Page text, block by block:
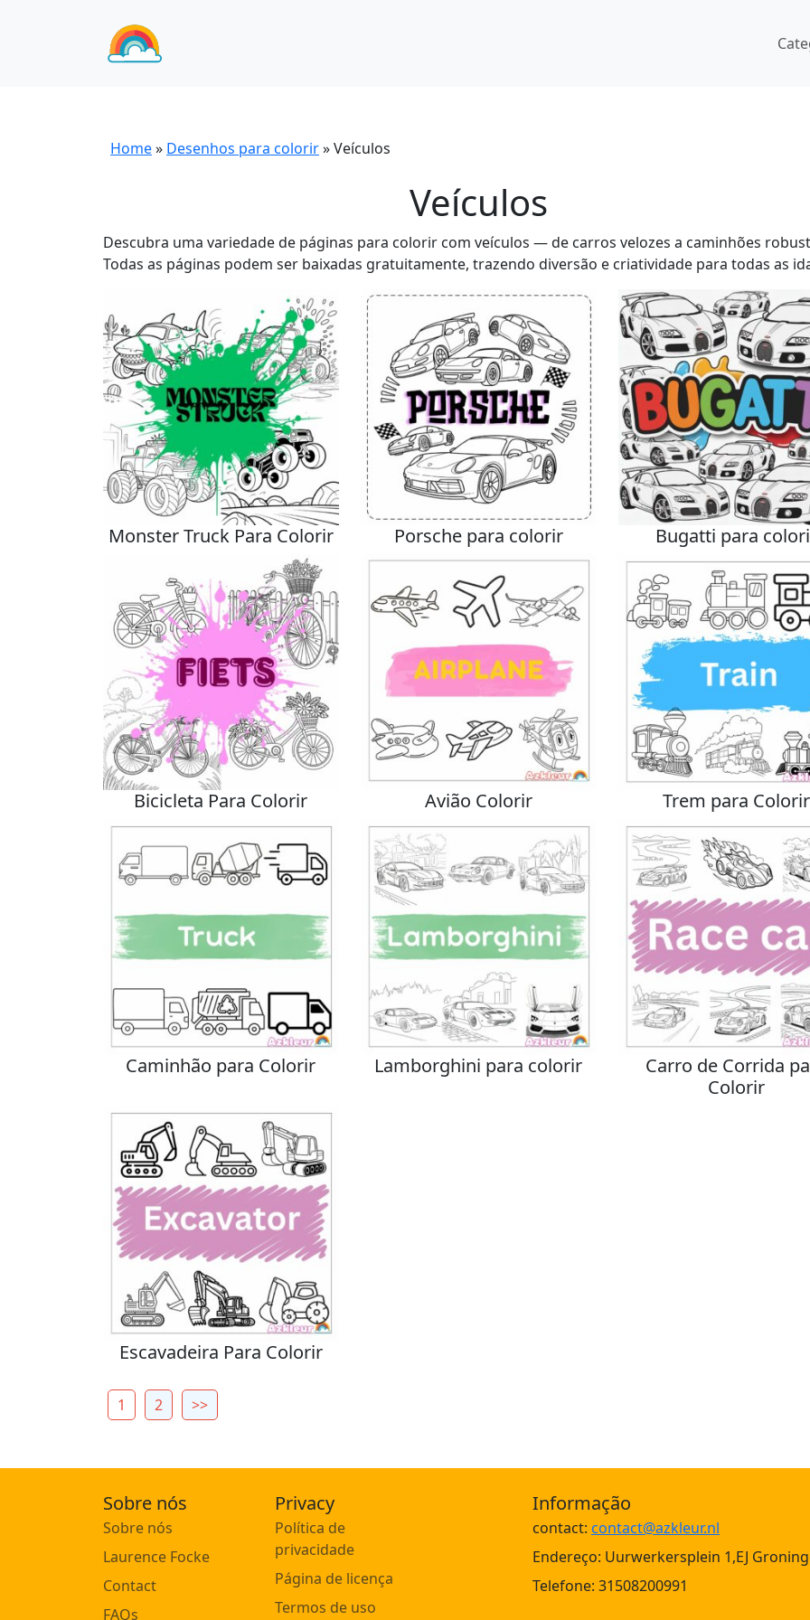
Home» Desenhos para colorir»Veículos
Veículos
Descubra uma variedade de páginas para colorir com veículos — de carros velozes a caminhões
Todas as páginas podem ser baixadas gratuitamente, trazendo diversão e criatividade para todas as
Monster Truck Para Colorir Porsche para colorir Bugatti para
Bicicleta Para Colorir Avião Colorir Trem para Colorir
Caminhão para Colorir Lamborghini para colorir
Carro de Corrida
Colorir
Escavadeira Para Colorir
1 2 >>
Sobre nós
Sobre nós
Laurence Focke
Contact
FAQs
Privacy
Política de
privacidade
Página de licença
Termos de uso
Informação
contact: contact@azkleur.nl
Endereço: Uurwerkersplein 1,EJ
Telefone: 31508200991